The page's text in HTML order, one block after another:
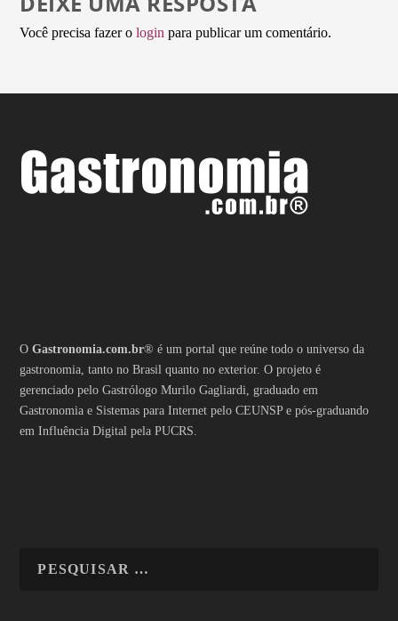
Você precisa fazer ologin para publicar um comentário.
OGastronomia.com.br® é um portal que reúne todo o universo da
gastronomia, tanto no Brasil quanto no exterior. O projeto é
gerenciado pelo Gastrólogo Murilo Gagliardi, graduado em
Gastronomia e Sistemas para Internet pelo CEUNSP e pós-graduando
em Influência Digital pela PUCRS.